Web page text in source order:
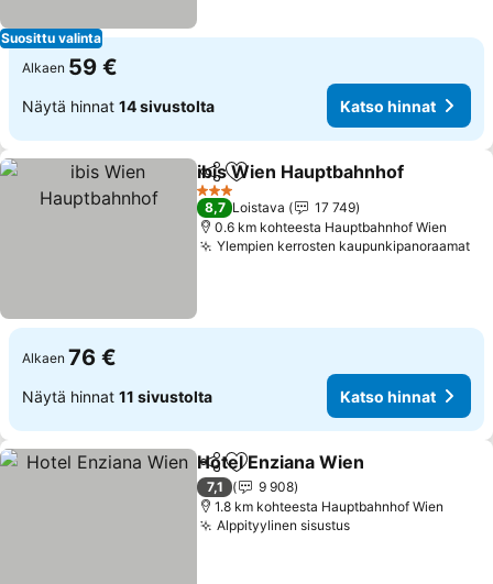
Suosittu valinta
Alkaen 59 €
Näytä hinnat 14 sivustolta Katso hinnat
Jaa Lisää suosikkeihin
ibis Wien Hauptbahnhof
3 Tähtiluokitus
8,7 Loistava
17 749
0.6 km kohteesta Hauptbahnhof Wien
Ylempien kerrosten kaupunkipanoraamat
Alkaen 76 €
Näytä hinnat 11 sivustolta Katso hinnat
Jaa Lisää suosikkeihin
Hotel Enziana Wien
7,1
9 908
1.8 km kohteesta Hauptbahnhof Wien
Alppityylinen sisustusKatso hinnat